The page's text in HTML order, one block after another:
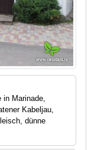
Marinade,
Kabeljau,
dünne